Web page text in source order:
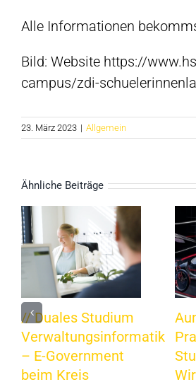
Alle Informationen
Bild: Website https://
campus/zdi-
23. März 2023 | Allgemein
Ähnliche Beiträge
// Duales Studium
Verwaltungsinformatik
– E-Government
beim Kreis